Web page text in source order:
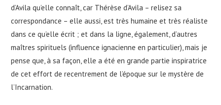
d’Avila qu’elle connaît, car Thérèse d’Avila – relisez sa
correspondance – elle aussi, est très humaine et très réaliste
dans ce qu’elle écrit ; et dans la ligne, également, d’autres
maîtres spirituels (influence ignacienne en particulier), mais je
pense que, à sa façon, elle a été en grande partie inspiratrice
de cet effort de recentrement de l’époque sur le mystère de
l’Incarnation.